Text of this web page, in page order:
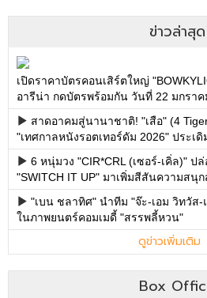
ข่าวล่าสุด
เปิดราคาบัตรคอนเสิร์ตใหญ่
อารีน่า กดบัตรพร้อมกัน วันที่ 22 มกราค
สาดอาคมสู่นานาชาติ! "เสือ" (4
"เทศกาลหนังรอตเทอร์ดัม 2026" ประเ
6 หนุ่มวง "CIR*CRL (เซอร์-เคิ่ล)" ปล่
"SWITCH IT UP" มาเพิ่มสีสันความสนุ
"เบน ชลาทิศ" นำทีม "จ๊ะ-เอม วิทวัส-
ในภาพยนตร์คอมเมดี้ "สรรพลี้หวน"
ดูข่าวเพิ่มเติม
Box